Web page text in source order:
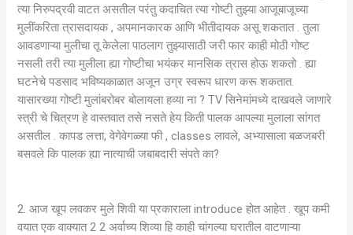
त्या निरुपद्रवी वाटत असतील परंतु कदाचित त्या गोष्टी तुझ्या आजूबाजूच्या
मुलींकरिता त्रासदायक , अपमानकारक आणि भीतीदायक असू शकतात . तुला
आवडणाऱ्या मुलीचा तू केलेला पाठलाग तुझ्यासाठी जरी फार काही मोठी गोष्ट
नसली तरी त्या मुलीला ह्या गोष्टीचा भयंकर मानसिक त्रास होऊ शकतो . ह्या
घटनेचे पडसाद भविष्यकाळात अजून उग्र स्वरूप धारण करू शकतात.
यासारख्या गोष्टी मुलांबरोबर बोलायला हव्या ना ? TV सिनेमांमध्ये दाखवले जाणारे
स्त्री चे चित्रण हे वास्तवात तसे नसते हेय किती पालक आपल्या मुलाला सांगत
असतील . कापड लत्ता, वेगेवेगळ्या फी , classes लावले, अभ्यासाला बळजबरी
बसवले कि पालक ह्या नात्याची जबाबदारी संपते का?
2. आज खूप लवकर मुले शिवी या प्रकाराला introduce होत आहेत . खूप कमी
वयात एक वाक्यात 2 2 अर्वाच्य शिव्या हि काही चांगल्या घरातील वाटणाऱ्या